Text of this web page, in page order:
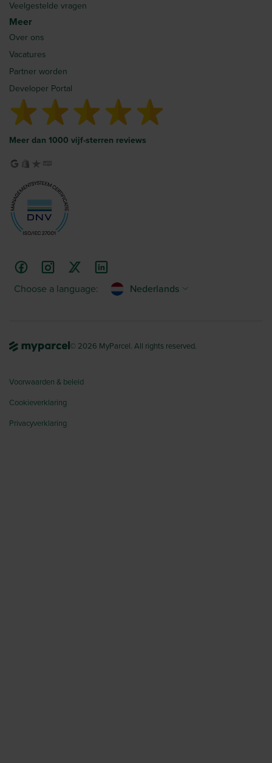
Veelgestelde vragen
Meer
Over ons
Vacatures
Partner worden
Developer Portal
Meer dan 1000 vijf-sterren reviews
Choose a language: Nederlands
© 2026 MyParcel. All rights reserved.
Voorwaarden & beleid
Cookieverklaring
Privacyverklaring